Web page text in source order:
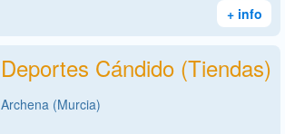
+ info
Deportes Cándido (Tiendas)
Archena (Murcia)